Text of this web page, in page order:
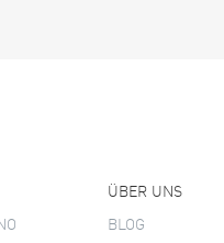
ÜBER UNS
BLOG